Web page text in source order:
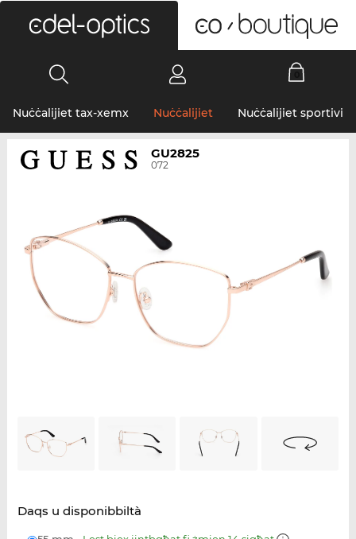
Nuċċalijiet tax-xemx Nuċċalijiet Nuċċalijiet sportivi
GU2825
072
Daqs u disponibbiltà